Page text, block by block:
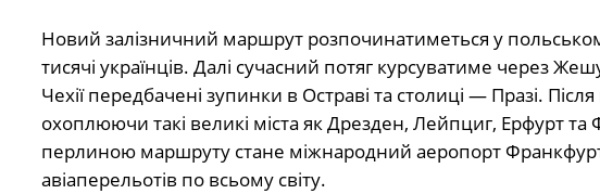
Новий залізничний маршрут розпочинатиметься у
тисячі українців. Далі сучасний потяг курсуватиме через
Чехії передбачені зупинки в Остраві та столиці — Празі.
охоплюючи такі великі міста як Дрезден, Лейпциг, Ерфурт
перлиною маршруту стане міжнародний аеропорт
авіаперельотів по всьому світу.